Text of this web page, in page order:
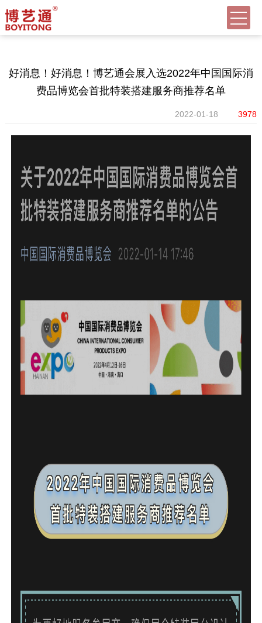
好消息！好消息！博艺通会展入选2022年中国国际消
费品博览会首批特装搭建服务商推荐名单
2022-01-18 3978